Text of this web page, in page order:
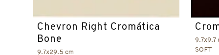
Chevron Right Cromática
Bone
9.7x29.5 cm
9.7x9.7
SOFT